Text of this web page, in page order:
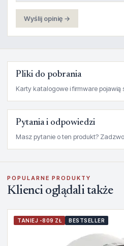
Wyślij opinię →
Pliki do pobrania
Karty katalogowe i firmware pojawią
Pytania i odpowiedzi
Masz pytanie o ten produkt?
POPULARNE PRODUKTY
Klienci oglądali także
TANIEJ -809 ZŁ BESTSELLER